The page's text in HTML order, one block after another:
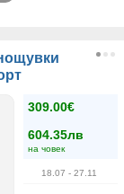
309.00€
604.35лв
на човек
18.07 - 27.11